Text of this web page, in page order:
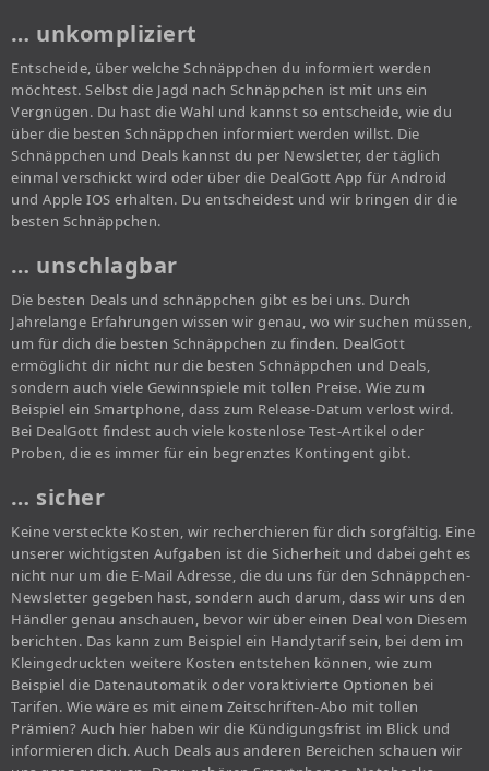
… unkompliziert
Entscheide, über welche Schnäppchen du informiert werden
möchtest. Selbst die Jagd nach Schnäppchen ist mit uns ein
Vergnügen. Du hast die Wahl und kannst so entscheide, wie du
über die besten Schnäppchen informiert werden willst. Die
Schnäppchen und Deals kannst du per Newsletter, der täglich
einmal verschickt wird oder über die DealGott App für Android
und Apple IOS erhalten. Du entscheidest und wir bringen dir die
besten Schnäppchen.
… unschlagbar
Die besten Deals und schnäppchen gibt es bei uns. Durch
Jahrelange Erfahrungen wissen wir genau, wo wir suchen müssen,
um für dich die besten Schnäppchen zu finden. DealGott
ermöglicht dir nicht nur die besten Schnäppchen und Deals,
sondern auch viele Gewinnspiele mit tollen Preise. Wie zum
Beispiel ein Smartphone, dass zum Release-Datum verlost wird.
Bei DealGott findest auch viele kostenlose Test-Artikel oder
Proben, die es immer für ein begrenztes Kontingent gibt.
… sicher
Keine versteckte Kosten, wir recherchieren für dich sorgfältig. Eine
unserer wichtigsten Aufgaben ist die Sicherheit und dabei geht es
nicht nur um die E-Mail Adresse, die du uns für den Schnäppchen-
Newsletter gegeben hast, sondern auch darum, dass wir uns den
Händler genau anschauen, bevor wir über einen Deal von Diesem
berichten. Das kann zum Beispiel ein Handytarif sein, bei dem im
Kleingedruckten weitere Kosten entstehen können, wie zum
Beispiel die Datenautomatik oder voraktivierte Optionen bei
Tarifen. Wie wäre es mit einem Zeitschriften-Abo mit tollen
Prämien? Auch hier haben wir die Kündigungsfrist im Blick und
informieren dich. Auch Deals aus anderen Bereichen schauen wir